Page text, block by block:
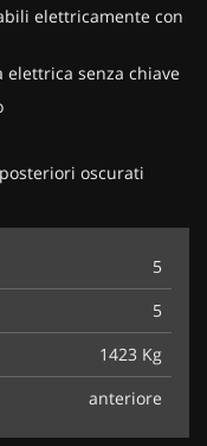
elettricamente con
senza chiave
oscurati
5
5
1423 Kg
anteriore